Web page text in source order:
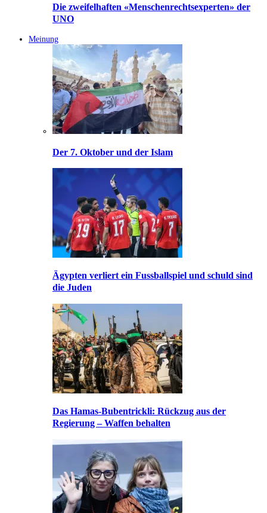
Die zweifelhaften «Menschenrechtsexperten» der
UNO
Meinung
Der 7. Oktober und der Islam
Ägypten verliert ein Fussballspiel und schuld sind
die Juden
Das Hamas-Bubentrickli: Rückzug aus der
Regierung – Waffen behalten